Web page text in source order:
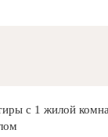
с 1 жилой